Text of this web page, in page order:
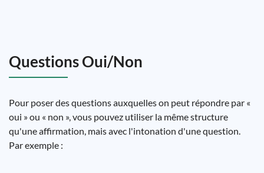
Questions Oui/Non
Pour poser des questions auxquelles on peut répondre par «
oui » ou « non », vous pouvez utiliser la même structure
qu'une affirmation, mais avec l'intonation d'une question.
Par exemple :